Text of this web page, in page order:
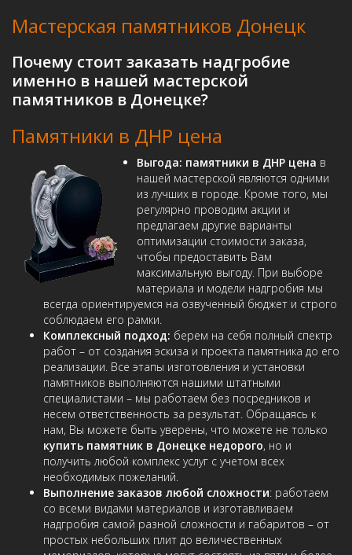
Мастерская памятников Донецк
Почему стоит заказать надгробие
именно в нашей мастерской
памятников в Донецке?
Памятники в ДНР цена
Выгода: памятники в ДНР цена в
нашей мастерской являются одними
из лучших в городе. Кроме того, мы
регулярно проводим акции и
предлагаем другие варианты
оптимизации стоимости заказа,
чтобы предоставить Вам
максимальную выгоду. При выборе
материала и модели надгробия мы
всегда ориентируемся на озвученный бюджет и строго
соблюдаем его рамки.
Комплексный подход: берем на себя полный спектр
работ – от создания эскиза и проекта памятника до его
реализации. Все этапы изготовления и установки
памятников выполняются нашими штатными
специалистами – мы работаем без посредников и
несем ответственность за результат. Обращаясь к
нам, Вы можете быть уверены, что можете не только
купить памятник в Донецке недорого, но и
получить любой комплекс услуг с учетом всех
необходимых пожеланий.
Выполнение заказов любой сложности: работаем
со всеми видами материалов и изготавливаем
надгробия самой разной сложности и габаритов – от
простых небольших плит до величественных